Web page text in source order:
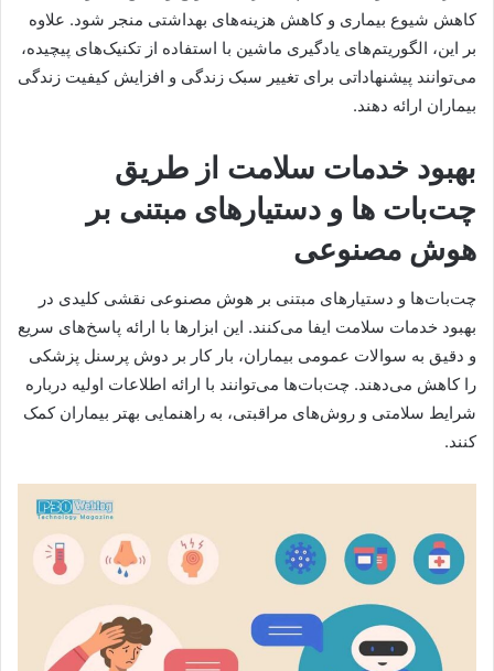
کاهش شیوع بیماری و کاهش هزینه‌های بهداشتی منجر شود. علاوه
بر این، الگوریتم‌های یادگیری ماشین با استفاده از تکنیک‌های پیچیده،
می‌توانند پیشنهاداتی برای تغییر سبک زندگی و افزایش کیفیت زندگی
بیماران ارائه دهند.
بهبود خدمات سلامت از طریق
چت‌بات ها و دستیارهای مبتنی بر
هوش مصنوعی
چت‌بات‌ها و دستیارهای مبتنی بر هوش مصنوعی نقشی کلیدی در
بهبود خدمات سلامت ایفا می‌کنند. این ابزارها با ارائه پاسخ‌های سریع
و دقیق به سوالات عمومی بیماران، بار کار بر دوش پرسنل پزشکی
را کاهش می‌دهند. چت‌بات‌ها می‌توانند با ارائه اطلاعات اولیه درباره
شرایط سلامتی و روش‌های مراقبتی، به راهنمایی بهتر بیماران کمک
کنند.